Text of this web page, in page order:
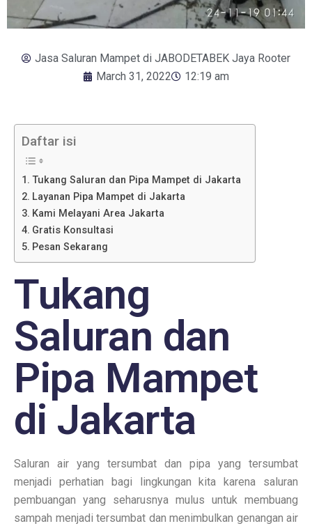
Jasa Saluran Mampet di JABODETABEK Jaya Rooter
March 31, 2022
12:19 am
Daftar isi
Tukang Saluran dan Pipa Mampet di Jakarta
Layanan Pipa Mampet di Jakarta
Kami Melayani Area Jakarta
Gratis Konsultasi
Pesan Sekarang
Tukang
Saluran dan
Pipa Mampet
di Jakarta
Saluran air yang tersumbat dan pipa yang tersumbat
menjadi perhatian bagi lingkungan kita karena saluran
pembuangan yang seharusnya mulus untuk membuang
sampah menjadi tersumbat dan menimbulkan genangan air